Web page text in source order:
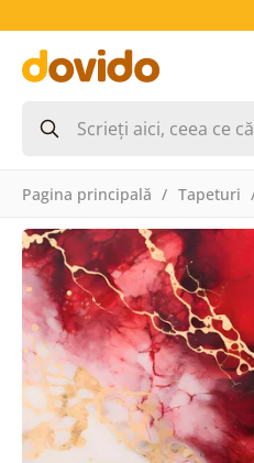
Pagina principală Tapeturi